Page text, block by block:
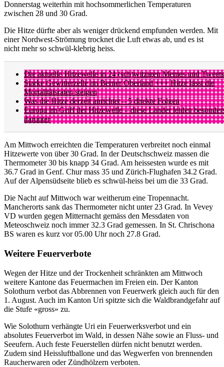
Donnerstag weiterhin mit hochsommerlichen Temperaturen
zwischen 28 und 30 Grad.
Die Hitze dürfte aber als weniger drückend empfunden werden. Mit
einer Nordwest-Strömung trocknet die Luft etwas ab, und es ist
nicht mehr so schwül-klebrig heiss.
Die aktuelle Hitzewelle in 24 (sch)witzigen Memes und Tweets
Starke Gewitterzelle im Berner Oberland +++ Hitze lässt die
Mortalitätsraten steigen
Was die Hitze derzeit anrichtet – 5 direkte Folgen
Europa im Griff der Hitzewelle – diese Länder leiden
darunter
Am Mittwoch erreichten die Temperaturen verbreitet noch einmal
Hitzewerte von über 30 Grad. In der Deutschschweiz massen die
Thermometer 30 bis knapp 34 Grad. Am heissesten wurde es mit
36.7 Grad in Genf. Chur mass 35 und Zürich-Flughafen 34.2 Grad.
Auf der Alpensüdseite blieb es schwül-heiss bei um die 33 Grad.
Die Nacht auf Mittwoch war weitherum eine Tropennacht.
Mancherorts sank das Thermometer nicht unter 23 Grad. In Vevey
VD wurden gegen Mitternacht gemäss den Messdaten von
Meteoschweiz noch immer 32.3 Grad gemessen. In St. Chrischona
BS waren es kurz vor 05.00 Uhr noch 27.8 Grad.
Weitere Feuerverbote
Wegen der Hitze und der Trockenheit schränkten am Mittwoch
weitere Kantone das Feuermachen im Freien ein. Der Kanton
Solothurn verbot das Abbrennen von Feuerwerk gleich auch für den
1. August. Auch im Kanton Uri spitzte sich die Waldbrandgefahr auf
die Stufe «gross» zu.
Wie Solothurn verhängte Uri ein Feuerwerksverbot und ein
absolutes Feuerverbot im Wald, in dessen Nähe sowie an Fluss- und
Seeufern. Auch feste Feuerstellen dürfen nicht benutzt werden.
Zudem sind Heissluftballone und das Wegwerfen von brennenden
Raucherwaren oder Zündhölzern verboten.